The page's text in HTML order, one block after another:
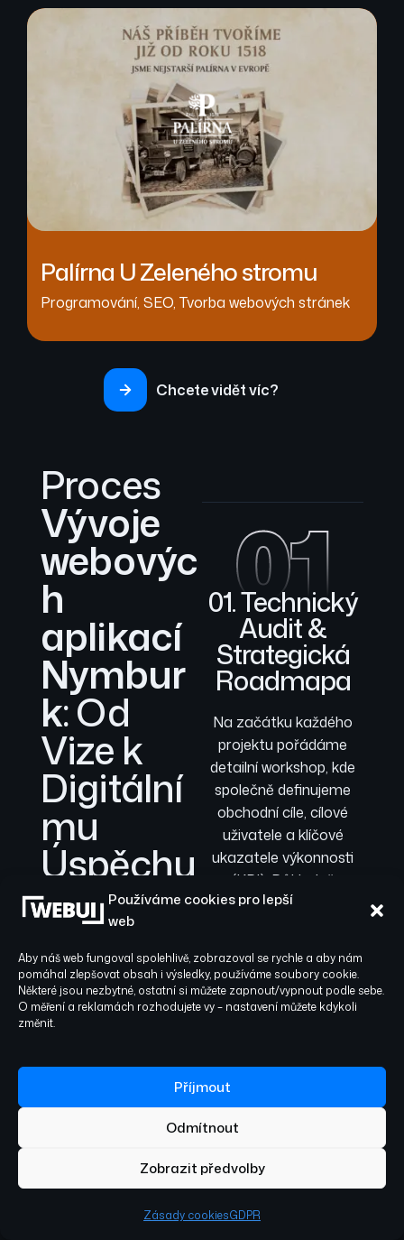
Používáme cookies pro lepší
web
Aby náš web fungoval spolehlivě, zobrazoval se rychle a aby nám
pomáhal zlepšovat obsah i výsledky, používáme soubory cookie.
Některé jsou nezbytné, ostatní si můžete zapnout/vypnout podle sebe.
O měření a reklamách rozhodujete vy – nastavení můžete kdykoli
změnit.
Příjmout
Odmítnout
Zobrazit předvolby
Zásady cookiesGDPR
Palírna U Zeleného stromu
Programování, SEO, Tvorba webových stránek
Chcete vidět víc?
Proces
Vývoje
webovýc
h
aplikací
Nymbur
k: Od
Vize k
Digitální
mu
Úspěchu
Náš přístup k
aplikací Nymburk
je systematický a
založený na
stanovení jasných
obchodních cílů,
agilní vývoj, až po
01
01. Technický
Audit &
Strategická
Roadmapa
Na začátku každého
projektu pořádáme
detailní workshop, kde
společně definujeme
obchodní cíle, cílové
uživatele a klíčové
ukazatele výkonnosti
(KPI). Důkladně
zmapujeme stávající
technické základy.
Následně stanovíme
minimální
roadmapu, která
obsahuje jasné priority,
rozpočet, připravenou
aplikací Nymburk